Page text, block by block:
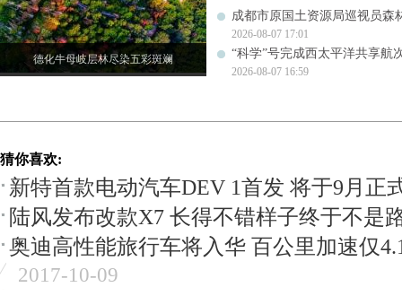
德化牛母岐层林尽染五彩斑斓
成都市原国土资源局巡视员森
2026-08-07 17:01
“科学”号完成西太平洋共享航
2026-08-07 16:59
猜你喜欢:
新特首款电动汽车DEV 1首发 将于9月正
陆风发布改款X7 长得不错样子终于不是
奥迪高性能旅行车将入华 百公里加速仅
2017-10-09